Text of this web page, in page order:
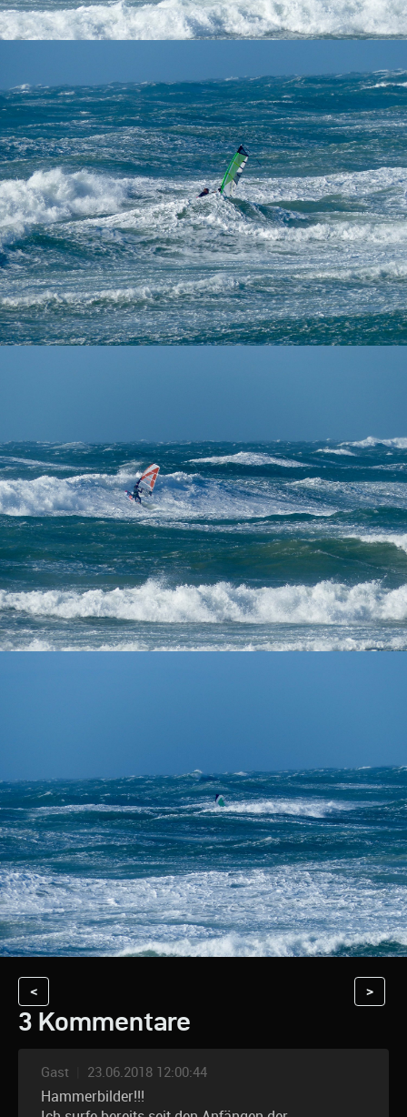
< >
3 Kommentare
Gast 23.06.2018 12:00:44
Hammerbilder!!!